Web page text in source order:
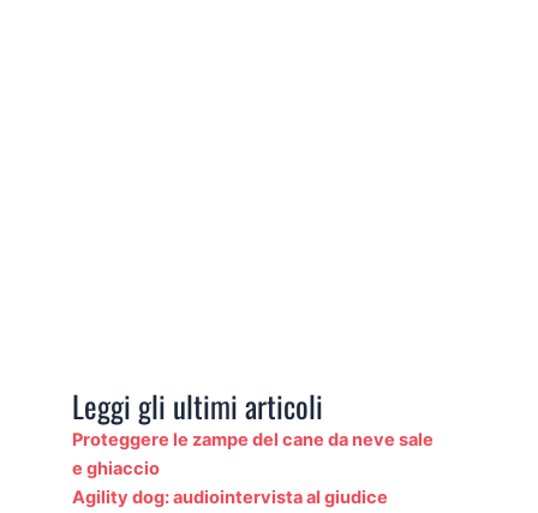
Leggi gli ultimi articoli
Proteggere le zampe del cane da neve sale
e ghiaccio
Agility dog: audiointervista al giudice